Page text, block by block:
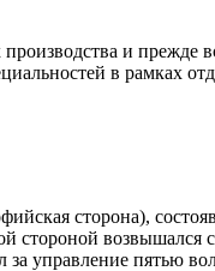
и прежде
в рамках
сторона),
стороной возвышался
за управление пятью